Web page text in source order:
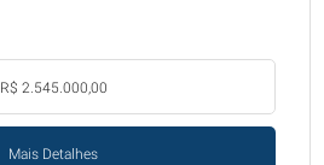
R$ 2.545.000,00
Mais Detalhes